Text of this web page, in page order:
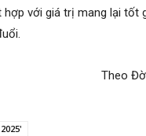
hợp với giá trị mang lại tốt
Theo